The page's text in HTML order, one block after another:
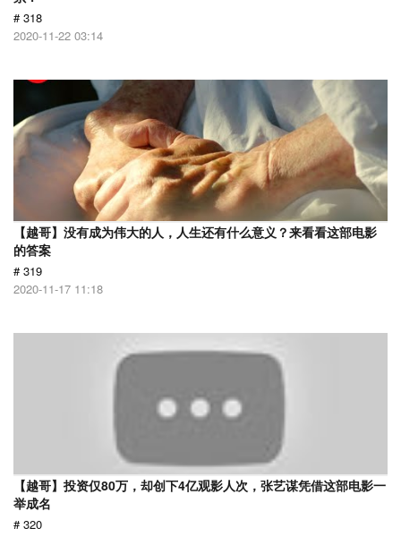
# 318
2020-11-22 03:14
【越哥】没有成为伟大的人，人生还有什么意义？来看看这部电影
的答案
# 319
2020-11-17 11:18
【越哥】投资仅80万，却创下4亿观影人次，张艺谋凭借这部电影一
举成名
# 320